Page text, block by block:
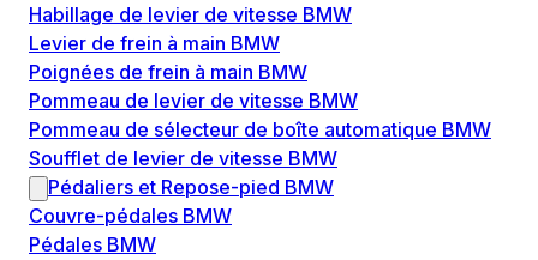
Habillage de levier de vitesse BMW
Levier de frein à main BMW
Poignées de frein à main BMW
Pommeau de levier de vitesse BMW
Pommeau de sélecteur de boîte automatique BMW
Soufflet de levier de vitesse BMW
Pédaliers et Repose-pied BMW
Couvre-pédales BMW
Pédales BMW